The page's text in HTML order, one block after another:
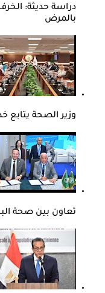
دراسة حديثة:
بالمرض
وزير الصحة يتابع
تعاون بين صحة